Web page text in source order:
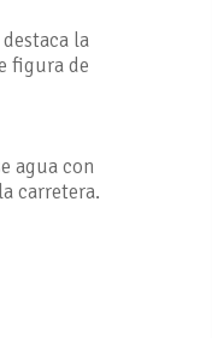
la
figura de
agua con
carretera.